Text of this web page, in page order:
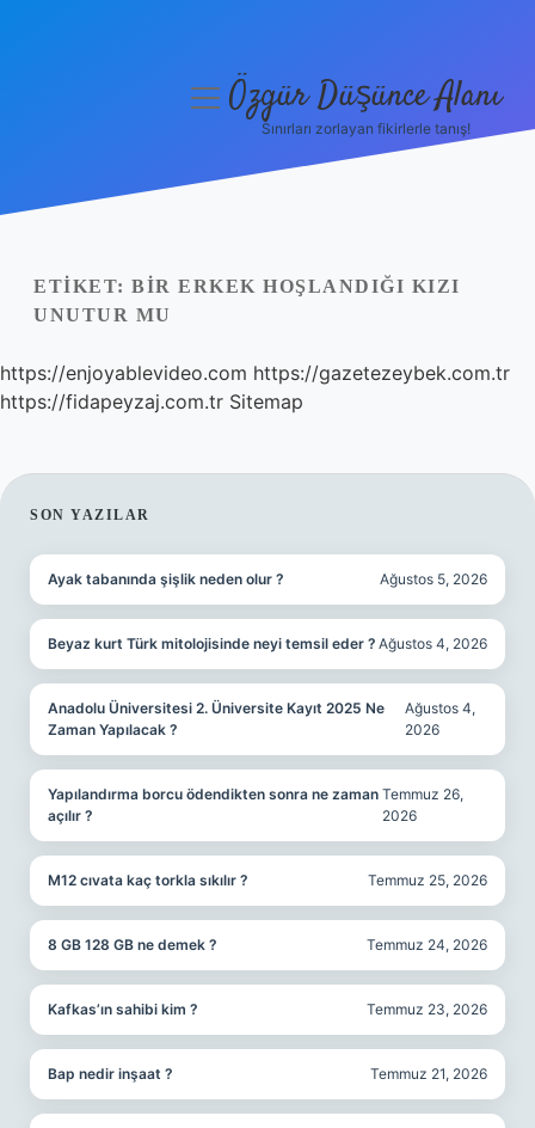
Yasal Uyarı
menüyüÖzgür Düşünce Alanı
Sınırları zorlayan fikirlerle tanış!
ETIKET: BIR ERKEK HOŞLANDIĞI KIZI
UNUTUR MU
https://enjoyablevideo.com https://gazetezeybek.com.tr
https://fidapeyzaj.com.tr Sitemap
SIDEBAR
SON YAZILAR
Ayak tabanında şişlik neden olur ? Ağustos 5, 2026
Beyaz kurt Türk mitolojisinde neyi temsil eder ? Ağustos 4, 2026
Anadolu Üniversitesi 2. Üniversite Kayıt 2025 Ne
Zaman Yapılacak ?
Ağustos 4,
2026
Yapılandırma borcu ödendikten sonra ne zaman
açılır ?
Temmuz 26,
2026
M12 cıvata kaç torkla sıkılır ? Temmuz 25, 2026
8 GB 128 GB ne demek ? Temmuz 24, 2026
Kafkas’ın sahibi kim ? Temmuz 23, 2026
Bap nedir inşaat ? Temmuz 21, 2026